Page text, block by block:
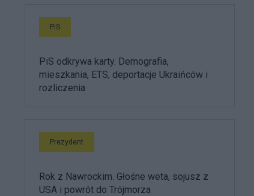
PiS
PiS odkrywa karty. Demografia,
mieszkania, ETS, deportacje Ukraińców i
rozliczenia
Prezydent
Rok z Nawrockim. Głośne weta, sojusz z
USA i powrót do Trójmorza